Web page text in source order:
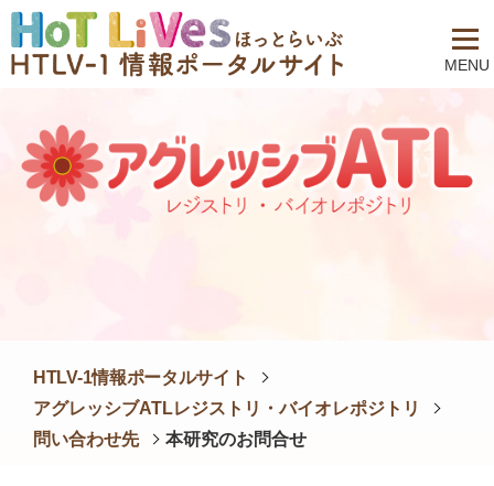
MENU
HTLV-1情報ポータルサイト
アグレッシブATLレジストリ・バイオレポジトリ
問い合わせ先
本研究のお問合せ